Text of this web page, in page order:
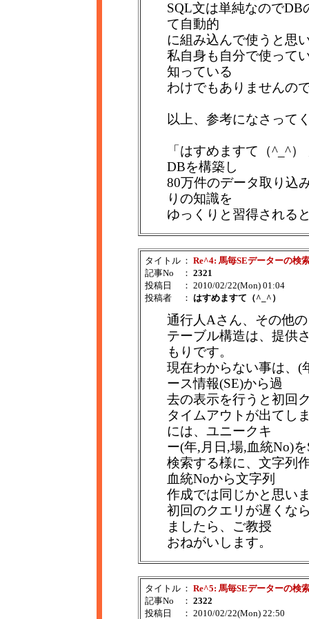
SQL文は単純なのでDB
て自動的
に組み込んで使うと思
私自身も自分で使って
知っている
わけでもありませんの
以上、参考になさって
「はすめますて（^_^
DBを構築し
80万件のデータ取り込
りの知識を
ゆっくりと習得される
タイトル ： Re^4: 馬毎SEデーターの検
記事No
： 2321
投稿日
： 2010/02/22(Mon) 01:04
投稿者
： はすめますて（^_^）
通行人Aさん、その他
テーブル構造は、提供
もりです。
現在わからない事は、(
ース情報(SE)から過
去の表示を行うと初回
タイムアウトが出てし
には、ユニークキ
ー(年,月日,場,血統No)
検索する様に、文字列
血統Noから文字列
作成では同じかと思い
初回のクエリが遅くな
ましたら、ご教授
おねがいします。
タイトル ： Re^5: 馬毎SEデーターの検
記事No
： 2322
投稿日
： 2010/02/22(Mon) 22:50